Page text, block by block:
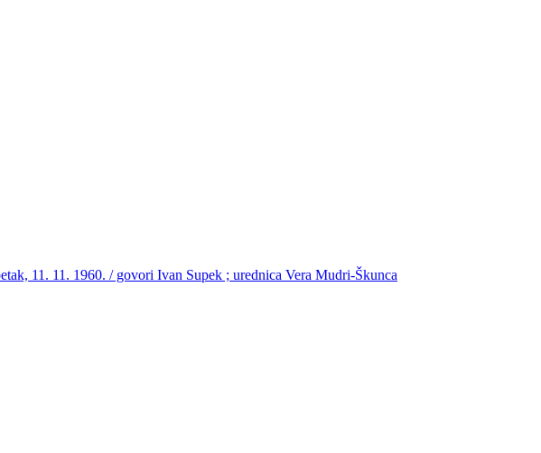
11. 11. 1960. / govori Ivan Supek ; urednica Vera Mudri-Škunca